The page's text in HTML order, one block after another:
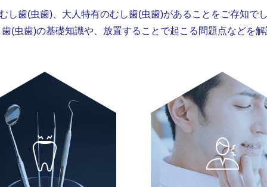
し歯(虫歯)、大人特有のむし歯(虫歯)があることをご存知で
(虫歯)の基礎知識や、 放置することで起こる問題点などを